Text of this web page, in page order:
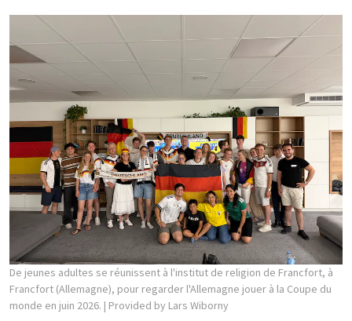
De jeunes adultes se réunissent à l'institut de religion de Francfort, à
Francfort (Allemagne), pour regarder l'Allemagne jouer à la Coupe du
monde en juin 2026. | Provided by Lars Wiborny